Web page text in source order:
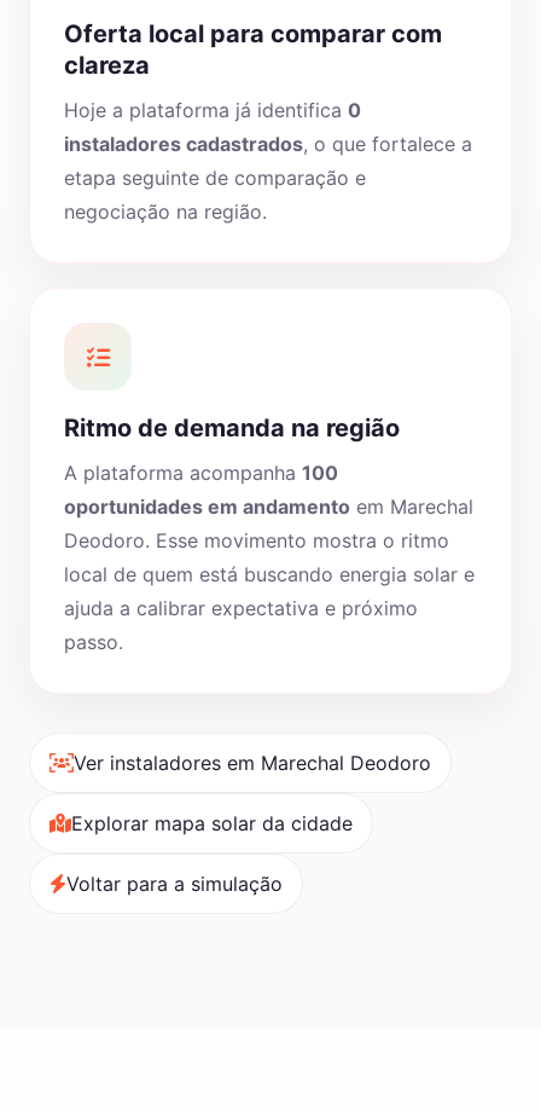
Oferta local para comparar com
clareza
Hoje a plataforma já identifica 0
instaladores cadastrados, o que fortalece a
etapa seguinte de comparação e
negociação na região.
Ritmo de demanda na região
A plataforma acompanha 100
oportunidades em andamento em Marechal
Deodoro. Esse movimento mostra o ritmo
local de quem está buscando energia solar e
ajuda a calibrar expectativa e próximo
passo.
Ver instaladores em Marechal Deodoro
Explorar mapa solar da cidade
Voltar para a simulação